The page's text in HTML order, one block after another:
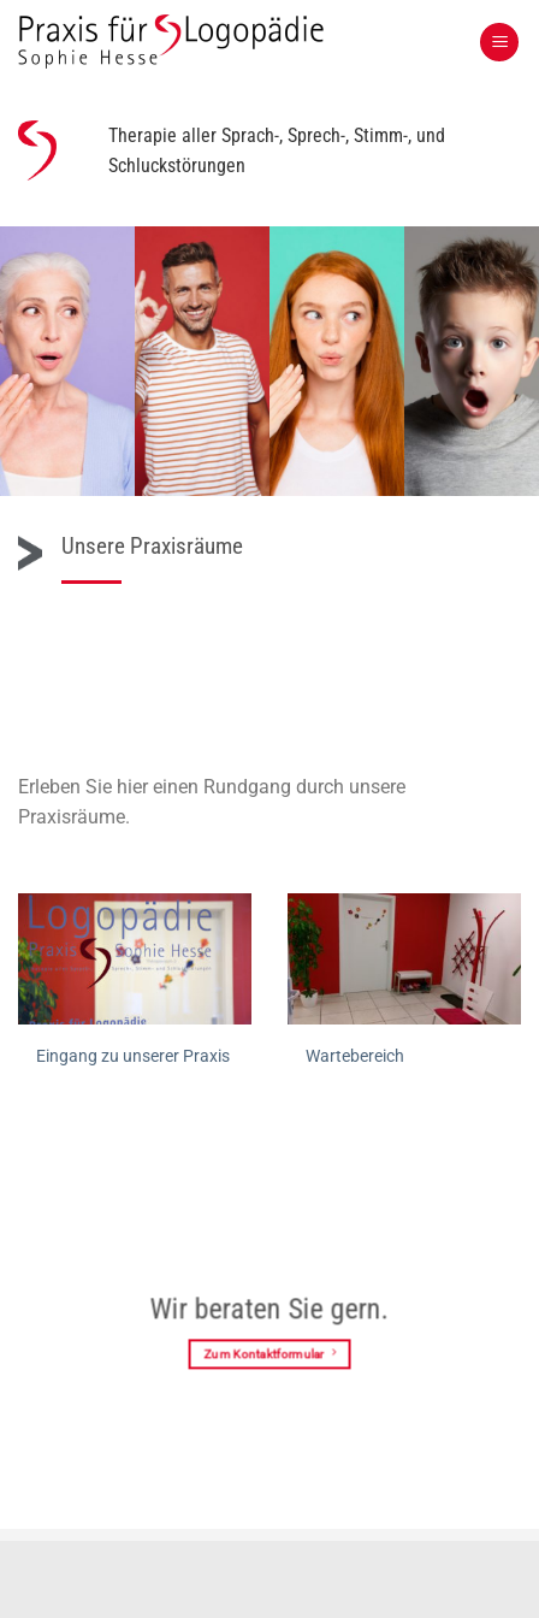
Zum
Inhalt
springen
Therapie aller Sprach-, Sprech-, Stimm-, und
Schluckstörungen
Unsere Praxisräume
Erleben Sie hier einen Rundgang durch unsere
Praxisräume.
Eingang zu unserer Praxis Wartebereich
Wir beraten Sie gern.
Zum Kontaktformular